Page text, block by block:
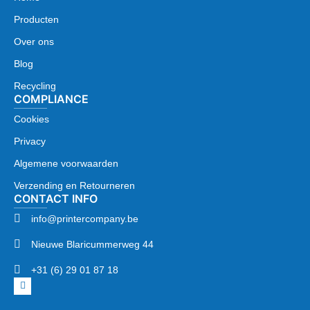
Producten
Over ons
Blog
Recycling
COMPLIANCE
Cookies
Privacy
Algemene voorwaarden
Verzending en Retourneren
CONTACT INFO
info@printercompany.be
Nieuwe Blaricummerweg 44
+31 (6) 29 01 87 18